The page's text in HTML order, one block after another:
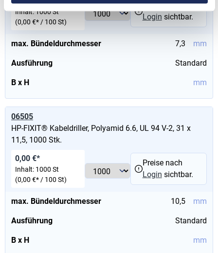
max. Bündeldurchmesser 7,3 mm
Ausführung Standard
B x H mm
Inhalt:1000 St
(0,00 €* / 100 St)
Preise nach
Login sichtbar.
06505
HP-FIXIT® Kabeldriller, Polyamid 6.6, UL 94 V-2, 31 x
11,5, 1000 Stk.
max. Bündeldurchmesser 10,5 mm
Ausführung Standard
B x H mm
0,00 €*
Inhalt: 1000 St
(0,00 €* / 100 St)
Preise nach
Login sichtbar.